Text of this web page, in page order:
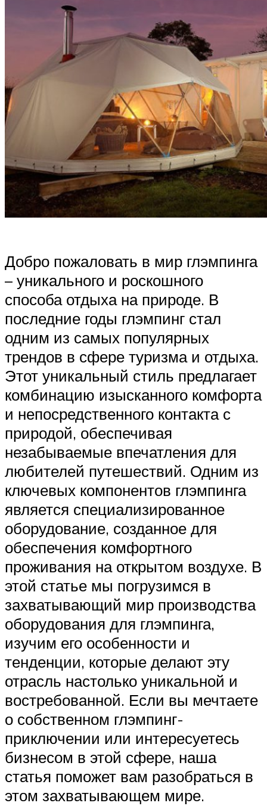
Добро пожаловать в мир глэмпинга
– уникального и роскошного
способа отдыха на природе. В
последние годы глэмпинг стал
одним из самых популярных
трендов в сфере туризма и отдыха.
Этот уникальный стиль предлагает
комбинацию изысканного комфорта
и непосредственного контакта с
природой, обеспечивая
незабываемые впечатления для
любителей путешествий. Одним из
ключевых компонентов глэмпинга
является специализированное
оборудование, созданное для
обеспечения комфортного
проживания на открытом воздухе. В
этой статье мы погрузимся в
захватывающий мир производства
оборудования для глэмпинга,
изучим его особенности и
тенденции, которые делают эту
отрасль настолько уникальной и
востребованной. Если вы мечтаете
о собственном глэмпинг-
приключении или интересуетесь
бизнесом в этой сфере, наша
статья поможет вам разобраться в
этом захватывающем мире.